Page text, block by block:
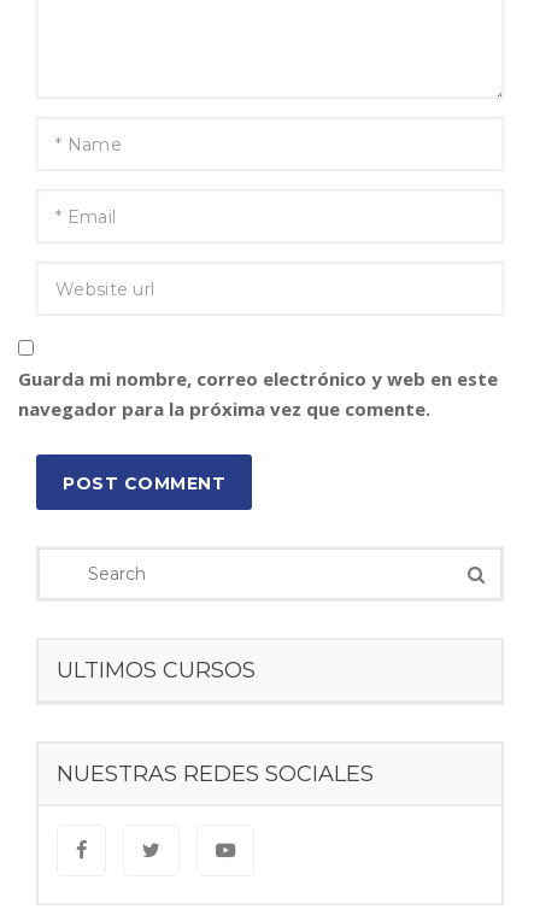
Guarda mi nombre, correo electrónico y web en este
navegador para la próxima vez que comente.
POST COMMENT
ULTIMOS CURSOS
NUESTRAS REDES SOCIALES